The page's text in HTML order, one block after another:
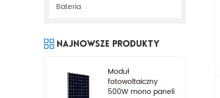
Bateria
Najnowsze Produkty
Moduł
fotowoltaiczny
500W mono paneli